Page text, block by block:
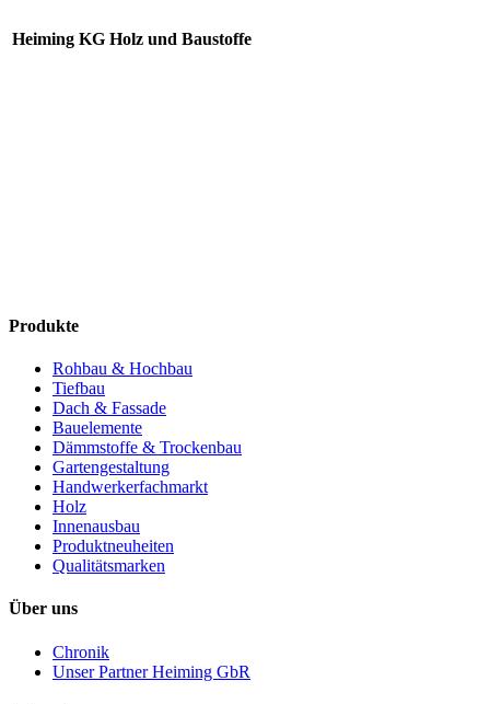
Heiming KG Holz und Baustoffe
Produkte
Rohbau & Hochbau
Tiefbau
Dach & Fassade
Bauelemente
Dämmstoffe & Trockenbau
Gartengestaltung
Handwerkerfachmarkt
Holz
Innenausbau
Produktneuheiten
Qualitätsmarken
Über uns
Chronik
Unser Partner Heiming GbR